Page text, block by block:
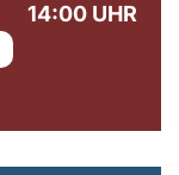
14:00 UHR